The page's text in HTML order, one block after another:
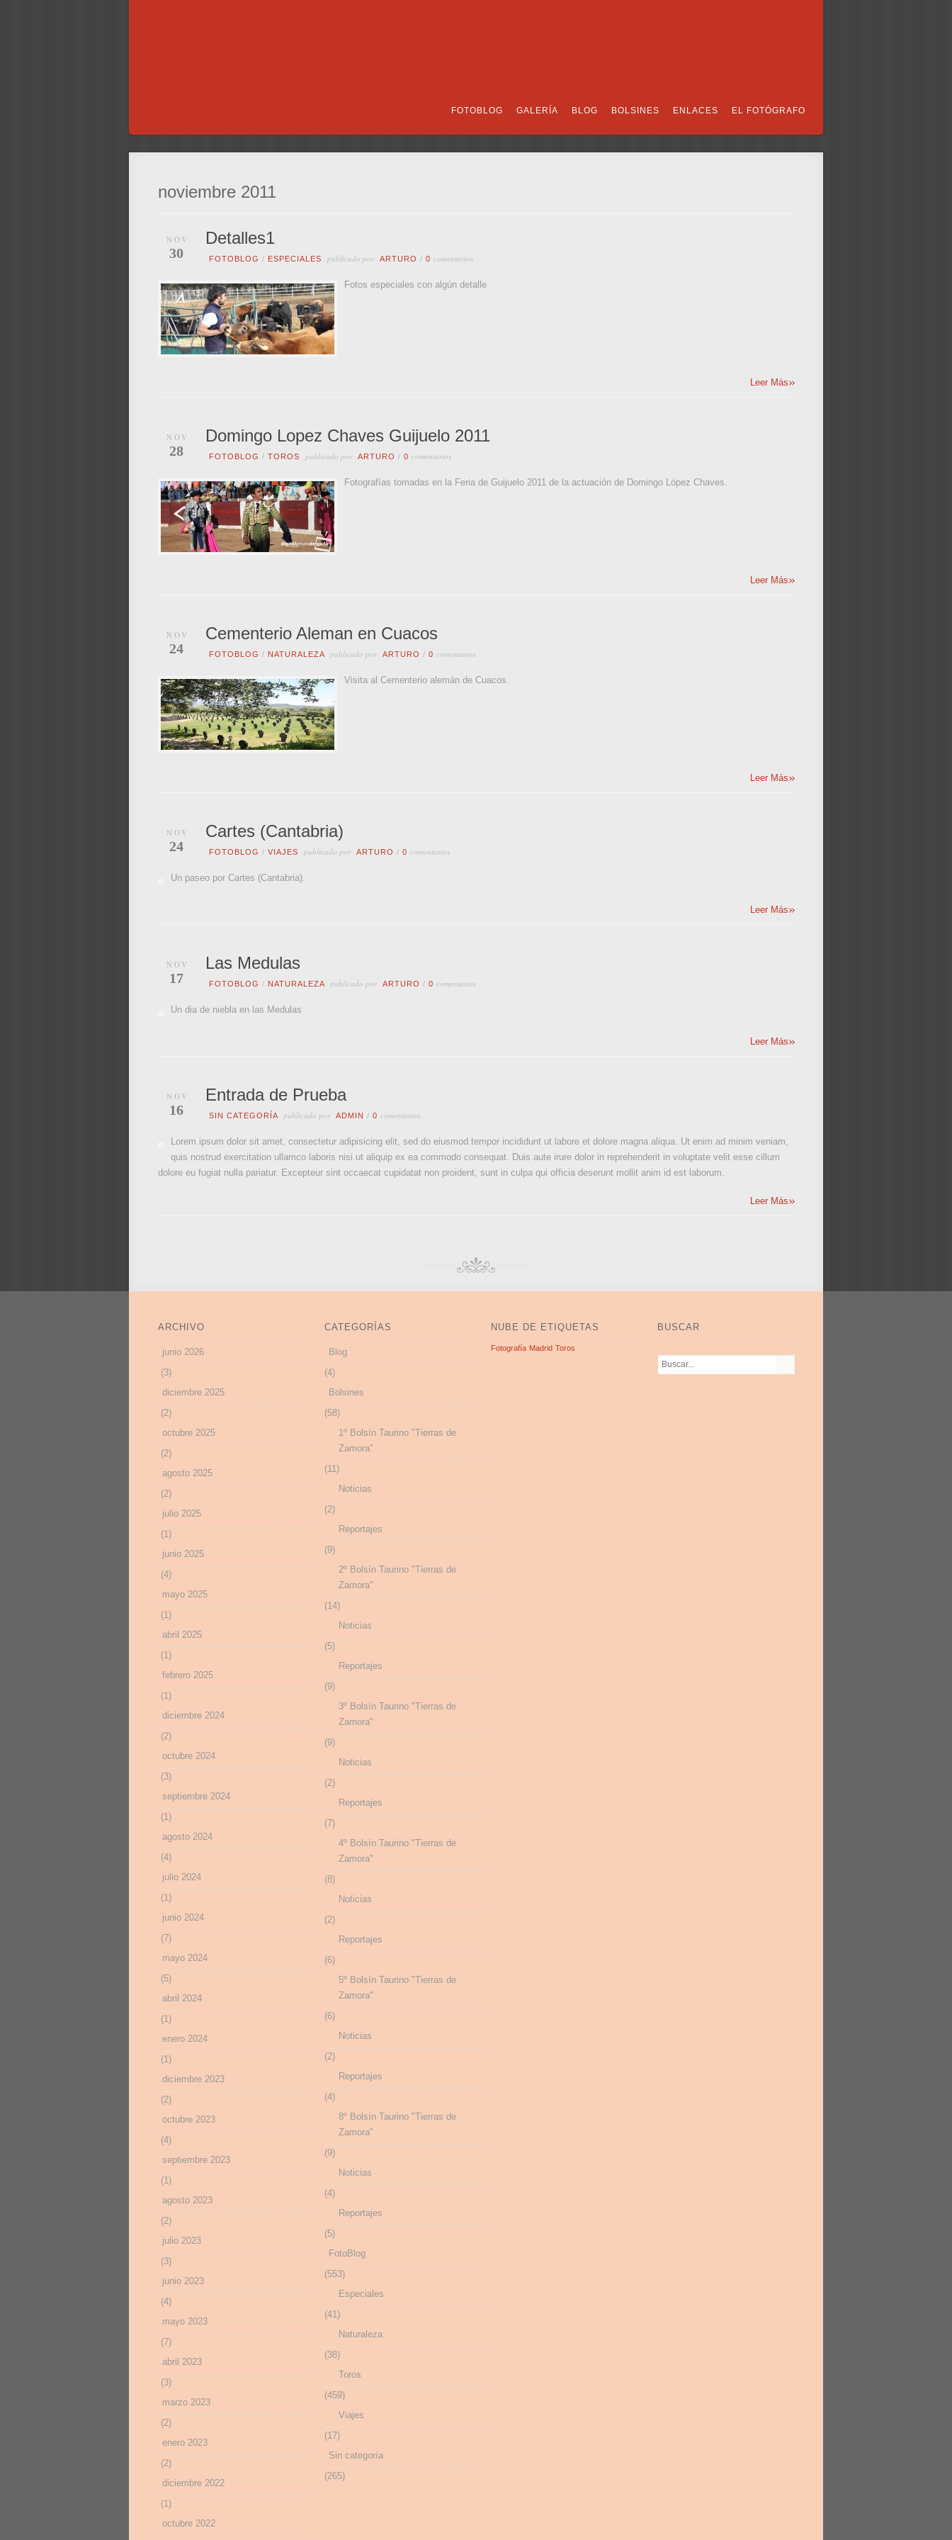
FOTOBLOG GALERÍA BLOG BOLSINES ENLACES EL FOTÓGRAFO
noviembre 2011
NOV
30
Detalles1
FOTOBLOG / ESPECIALES publicado por ARTURO / 0 comentarios
Fotos especiales con algún detalle
Leer Más»
NOV
28
Domingo Lopez Chaves Guijuelo 2011
FOTOBLOG / TOROS publicado por ARTURO / 0 comentarios
Fotografías tomadas en la Feria de Guijuelo 2011 de la actuación de Domingo López Chaves.
Leer Más»
NOV
24
Cementerio Aleman en Cuacos
FOTOBLOG / NATURALEZA publicado por ARTURO / 0 comentarios
Visita al Cementerio alemán de Cuacos.
Leer Más»
NOV
24
Cartes (Cantabria)
FOTOBLOG / VIAJES publicado por ARTURO / 0 comentarios
Un paseo por Cartes (Cantabria).
Leer Más»
NOV
17
Las Medulas
FOTOBLOG / NATURALEZA publicado por ARTURO / 0 comentarios
Un dia de niebla en las Medulas
Leer Más»
NOV
16
Entrada de Prueba
SIN CATEGORÍA publicado por ADMIN / 0 comentarios
Lorem ipsum dolor sit amet, consectetur adipisicing elit, sed do eiusmod tempor incididunt ut labore et dolore magna aliqua. Ut enim ad minim veniam,
quis nostrud exercitation ullamco laboris nisi ut aliquip ex ea commodo consequat. Duis aute irure dolor in reprehenderit in voluptate velit esse cillum
dolore eu fugiat nulla pariatur. Excepteur sint occaecat cupidatat non proident, sunt in culpa qui officia deserunt mollit anim id est laborum.
Leer Más»
ARCHIVO
junio 2026
(3)
diciembre 2025
(2)
octubre 2025
(2)
agosto 2025
(2)
julio 2025
(1)
junio 2025
(4)
mayo 2025
(1)
abril 2025
(1)
febrero 2025
(1)
diciembre 2024
(2)
octubre 2024
(3)
septiembre 2024
(1)
agosto 2024
(4)
julio 2024
(1)
junio 2024
(7)
mayo 2024
(5)
abril 2024
(1)
enero 2024
(1)
diciembre 2023
(2)
octubre 2023
(4)
septiembre 2023
(1)
agosto 2023
(2)
julio 2023
(3)
junio 2023
(4)
mayo 2023
(7)
abril 2023
(3)
marzo 2023
(2)
enero 2023
(2)
diciembre 2022
(1)
octubre 2022
CATEGORÍAS
Blog
(4)
Bolsines
(58)
1º Bolsín Taurino "Tierras de
Zamora"
(11)
Noticias
(2)
Reportajes
(9)
2º Bolsín Taurino "Tierras de
Zamora"
(14)
Noticias
(5)
Reportajes
(9)
3º Bolsín Taurino "Tierras de
Zamora"
(9)
Noticias
(2)
Reportajes
(7)
4º Bolsín Taurino "Tierras de
Zamora"
(8)
Noticias
(2)
Reportajes
(6)
5º Bolsín Taurino "Tierras de
Zamora"
(6)
Noticias
(2)
Reportajes
(4)
8º Bolsín Taurino "Tierras de
Zamora"
(9)
Noticias
(4)
Reportajes
(5)
FotoBlog
(553)
Especiales
(41)
Naturaleza
(38)
Toros
(459)
Viajes
(17)
Sin categoría
(265)
NUBE DE ETIQUETAS
Fotografía Madrid Toros
BUSCAR